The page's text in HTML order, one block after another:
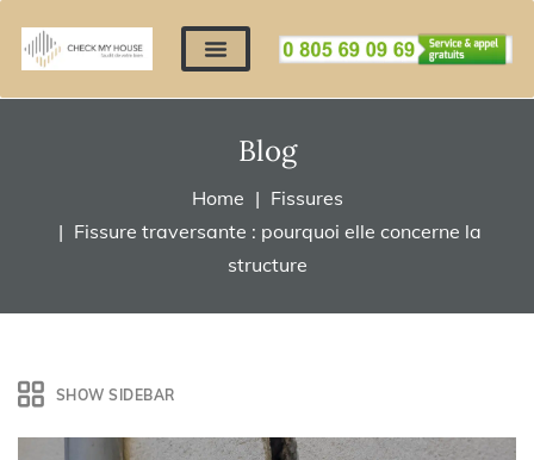
Blog
Home
Fissures
Fissure traversante : pourquoi elle concerne la
structure
SHOW SIDEBAR